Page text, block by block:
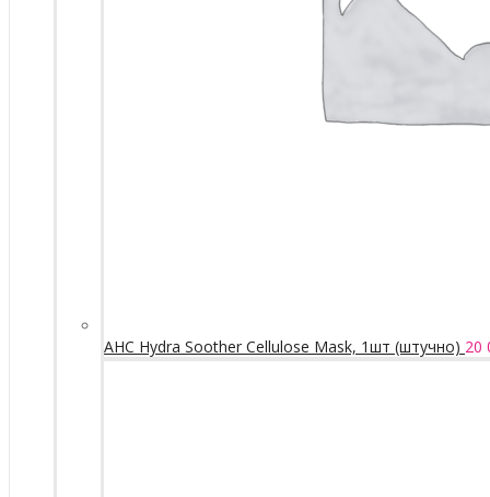
AHC Hydra Soother Cellulose Mask, 1шт (штучно) 20